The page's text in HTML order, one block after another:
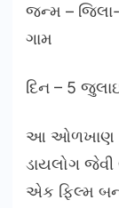
જન્મ –
ગામ
દિન – 5
આ ઓળખાણ
ડાયલોગ
એક ફિલ્મ